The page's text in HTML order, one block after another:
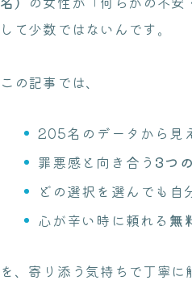
して少数ではないんです。
この記事では、
205名のデータから見
罪悪感と向き合う 3つ
どの選択を選んでも自
心が辛い時に頼れる 無
を、寄り添う気持ちで丁寧に